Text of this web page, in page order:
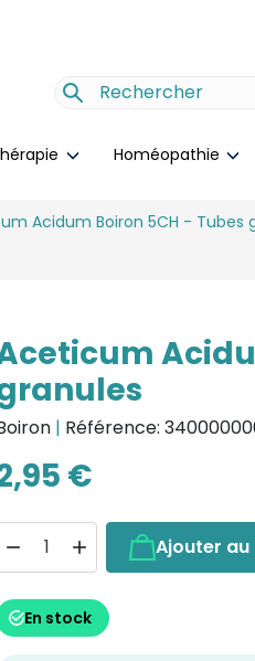
Homéopathie
Acidum Boiron 5CH - Tubes
| Référence:
€
  Ajouter au
En stock